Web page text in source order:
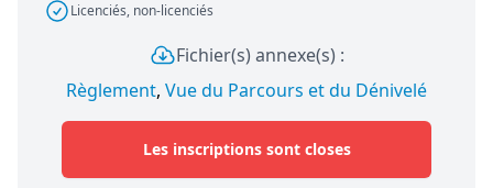
Licenciés, non-licenciés
Fichier(s) annexe(s) :
Règlement, Vue du Parcours et du Dénivelé
Les inscriptions sont closes